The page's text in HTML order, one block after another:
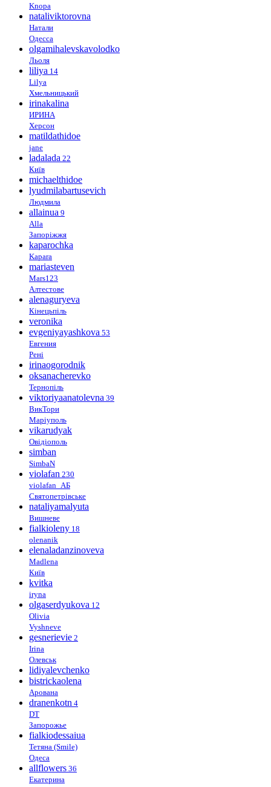
Knopa
nataliviktorovna
Натали
Одесса
olgamihalevskavolodko
Льоля
liliya 14
Lilya
Хмельницький
irinakalina
ИРИНА
Херсон
matildathidoe
jane
ladalada 22
Київ
michaelthidoe
lyudmilabartusevich
Людмила
allainua 9
Alla
Запоріжжя
kaparochka
Kapara
mariasteven
Mars123
Алтестове
alenaguryeva
Кінецьпіль
veronika
evgeniyayashkova 53
Евгения
Рені
irinaogorodnik
oksanacherevko
Тернопіль
viktoriyaanatolevna 39
ВикТори
Маріуполь
vikarudyak
Овідіополь
simban
SimbaN
violafan 230
violafan_АБ
Святопетрівське
nataliyamalyuta
Вишневе
fialkioleny 18
olenanik
elenaladanzinoveva
Madlena
Київ
kvitka
iryna
olgaserdyukova 12
Olivia
Vyshneve
gesnerievie 2
Irina
Олевськ
lidiyalevchenko
bistrickaolena
Арована
dranenkotn 4
DT
Запорожье
fialkiodessaiua
Тетяна (Smile)
Одеса
allflowers 36
Екатерина